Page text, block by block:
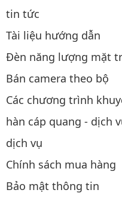
tin tức
Tài liệu hướng dẫn
Đèn năng lượng mặt
Bán camera theo bộ
Các chương trình
hàn cáp quang - dịch
dịch vụ
Chính sách mua hàng
Bảo mật thông tin